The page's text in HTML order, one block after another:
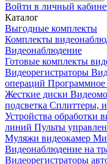
Войти в личный
Каталог
Выгодные комплекты
Комплекты
Видеонаблюдение
Готовые комплекты
Видеорегистраторы
операций Программное
Жесткие диски
подсветка Сплиттеры,
Устройства обработки
линий Пульты
Муляжи видеокамер
Видеонаблюдение на
Видеорегистраторы